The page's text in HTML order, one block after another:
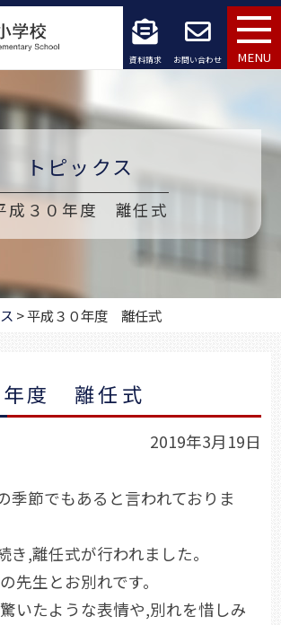
資料請求 お問い合わせ MENU
トピックス
成３０年度 離任式
>平成３０年度 離任式
年度 離任式
2019年3月19日
季節でもあると言われておりま
き,離任式が行われました。
先生とお別れです。
いたような表情や,別れを惜しみ